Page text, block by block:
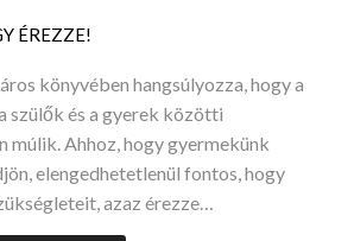
ÉREZZE!
könyvében hangsúlyozza, hogy a
szülők és a gyerek közötti
múlik. Ahhoz, hogy gyermekünk
elengedhetetlenül fontos, hogy
azaz érezze…